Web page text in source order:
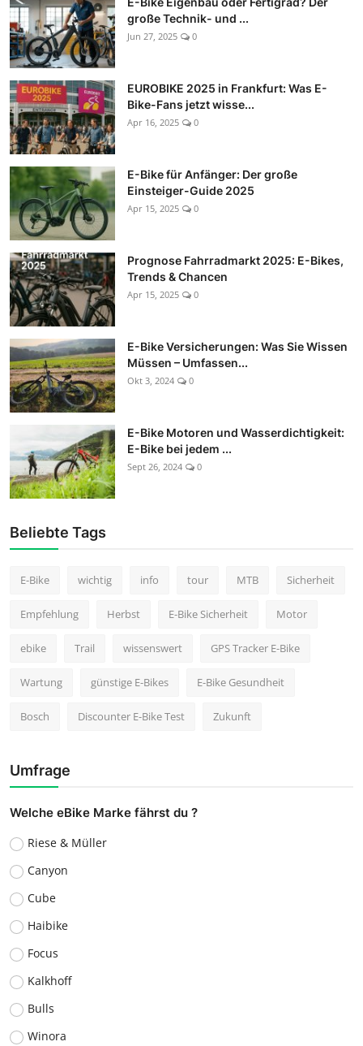
große Technik- und ...
Jun 27, 2025 0
EUROBIKE 2025 in Frankfurt: Was E-
Bike-Fans jetzt wisse...
Apr 16, 2025 0
E-Bike für Anfänger: Der große
Einsteiger-Guide 2025
Apr 15, 2025 0
Prognose Fahrradmarkt 2025: E-Bikes,
Trends & Chancen
Apr 15, 2025 0
E-Bike Versicherungen: Was Sie Wissen
Müssen – Umfassen...
Okt 3, 2024 0
E-Bike Motoren und Wasserdichtigkeit:
E-Bike bei jedem ...
Sept 26, 2024 0
Beliebte Tags
E-Bike wichtig info tour MTB Sicherheit
Empfehlung Herbst E-Bike Sicherheit Motor
ebike Trail wissenswert GPS Tracker E-Bike
Wartung günstige E-Bikes E-Bike Gesundheit
Bosch Discounter E-Bike Test Zukunft
Umfrage
Welche eBike Marke fährst du ?
Riese & Müller
Canyon
Cube
Haibike
Focus
Kalkhoff
Bulls
Winora